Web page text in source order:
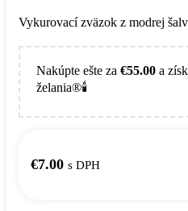
Vykurovací zväzok z modrej
Nakúpte ešte za €55.00 a
želania®🕯️
€7.00 s DPH